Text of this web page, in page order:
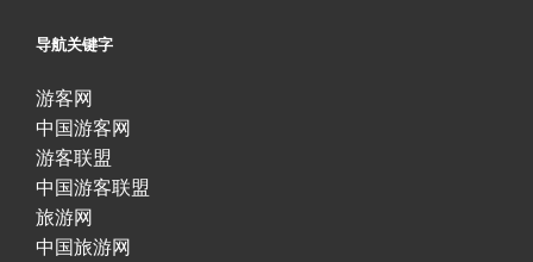
导航关键字
游客网
中国游客网
游客联盟
中国游客联盟
旅游网
中国旅游网